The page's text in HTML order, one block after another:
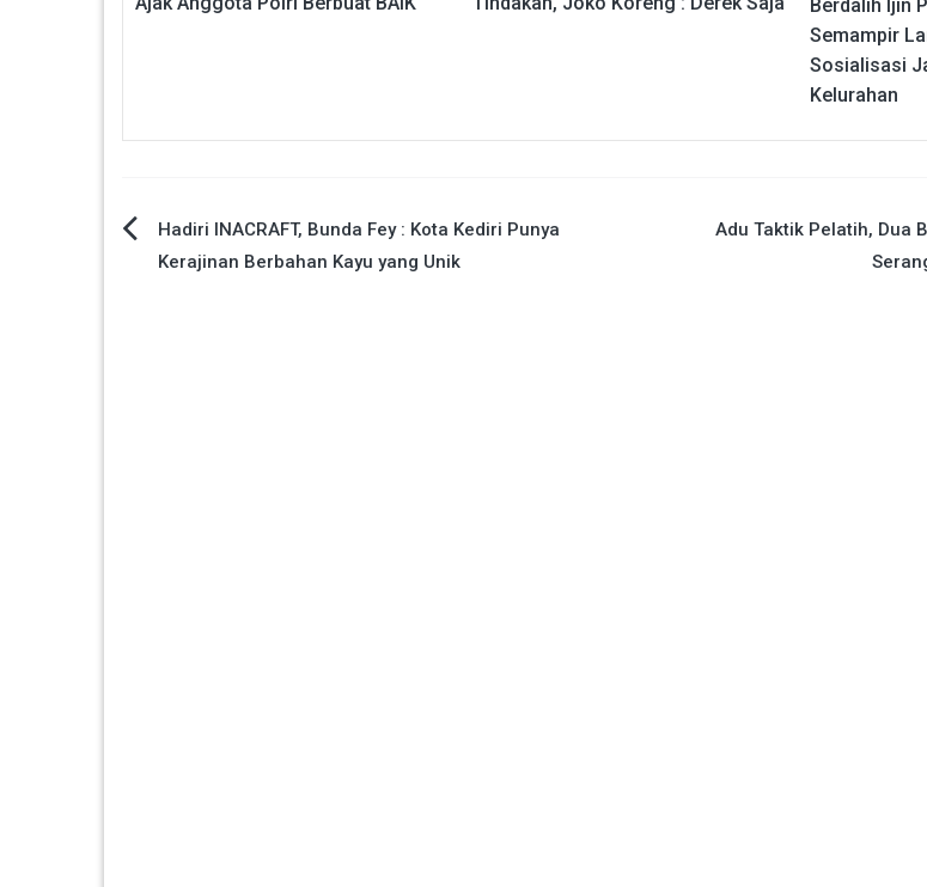
Berdalih Ijin
Semampir
Sosialisasi
Kelurahan
Navigasi
Hadiri INACRAFT, Bunda Fey : Kota Kediri Punya
Kerajinan Berbahan Kayu yang Unik
Adu Taktik Pelatih, Dua